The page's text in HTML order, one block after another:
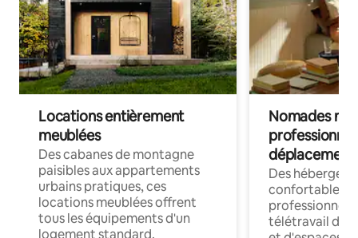
Locations entièrement
meublées
Des cabanes de montagne
paisibles aux appartements
urbains pratiques, ces
locations meublées offrent
tous les équipements d'un
logement standard.
Nomades
déplacement
Des
confortables
professionnels
télétravail